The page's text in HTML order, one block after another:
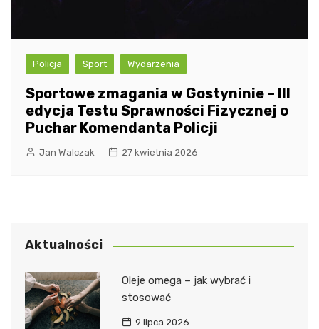
Policja Sport Wydarzenia
Sportowe zmagania w Gostyninie – III
edycja Testu Sprawności Fizycznej o
Puchar Komendanta Policji
Jan Walczak 27 kwietnia 2026
Aktualności
Oleje omega – jak wybrać i
stosować
9 lipca 2026